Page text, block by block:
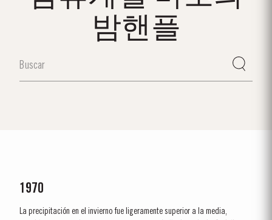
밤핸플
1970
La precipitación en el invierno fue ligeramente superior a la media,